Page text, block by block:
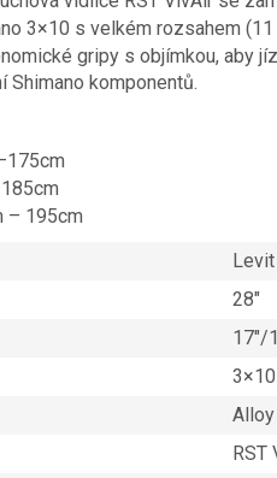
3×10 s velkém rozsahem
gripy s objímkou, aby
Shimano komponentů.
– 195cm
Levit
28″
17″/
3×10